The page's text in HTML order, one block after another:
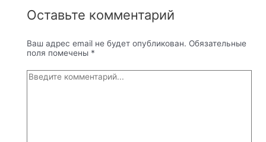
Оставьте комментарий
Ваш адрес email не будет опубликован. Обязательные
поля помечены *
Введите
комментарий...